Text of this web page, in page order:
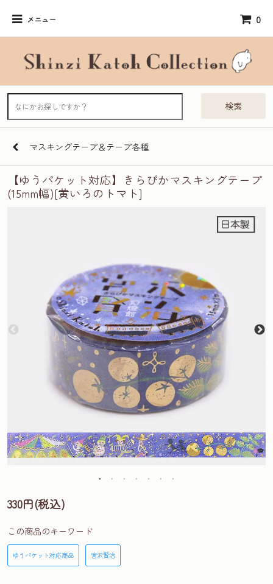
メニュー 0
検索
マスキングテープ＆テープ各種
【ゆうパケット対応】きらぴかマスキングテープ
(15mm幅)[黄いろのトマト]
330円(税込)
この商品のキーワード
ゆうパケット対応商品 宮沢賢治